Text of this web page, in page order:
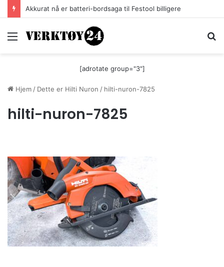
Akkurat nå er batteri-bordsaga til Festool billigere
Meny
[adrotate group="3"]
Hjem / Dette er Hilti Nuron / hilti-nuron-7825
hilti-nuron-7825